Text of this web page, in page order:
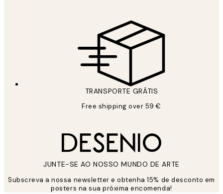
TRANSPORTE GRÁTIS
Free shipping over 59 €
JUNTE-SE AO NOSSO MUNDO DE ARTE
Subscreva a nossa newsletter e obtenha 15% de desconto em
posters na sua próxima encomenda!